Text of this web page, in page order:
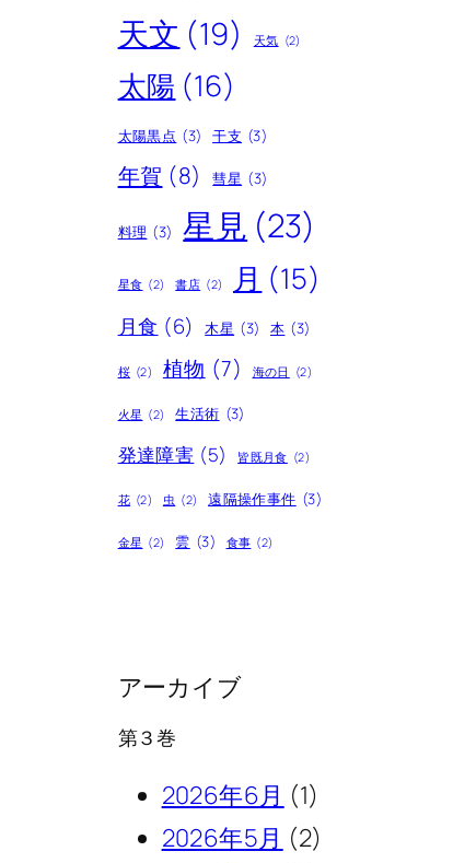
天文 (19) 天気 (2)
太陽 (16)
太陽黒点 (3) 干支 (3)
年賀 (8) 彗星 (3)
料理 (3) 星見 (23)
星食 (2) 書店 (2) 月 (15)
月食 (6) 木星 (3) 本 (3)
桜 (2) 植物 (7) 海の日 (2)
火星 (2) 生活術 (3)
発達障害 (5) 皆既月食 (2)
花 (2) 虫 (2) 遠隔操作事件 (3)
金星 (2) 雲 (3) 食事 (2)
アーカイブ
第３巻
2026年6月 (1)
2026年5月 (2)